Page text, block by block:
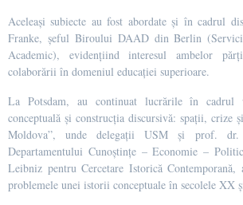
Aceleași subiecte au fost abordate și în cadrul
Franke, șeful Biroului DAAD din Berlin
Academic), evidențiind interesul ambelor
colaborării în domeniul educației superioare.
La Potsdam, au continuat lucrările în cadrul
conceptuală și construcția discursivă: spații, crize
Moldova”, unde delegații USM și prof.
Departamentului Cunoștințe – Economie –
Leibniz pentru Cercetare Istorică Contemporană,
problemele unei istorii conceptuale în secolele XX